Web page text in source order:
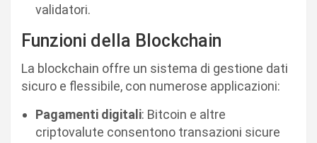
validatori.
Funzioni della Blockchain
La blockchain offre un sistema di gestione dati
sicuro e flessibile, con numerose applicazioni:
Pagamenti digitali: Bitcoin e altre
criptovalute consentono transazioni sicure